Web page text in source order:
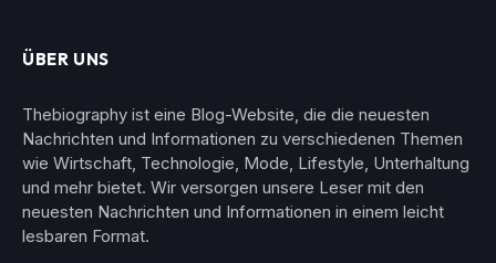
ÜBER UNS
Thebiography ist eine Blog-Website, die die neuesten
Nachrichten und Informationen zu verschiedenen Themen
wie Wirtschaft, Technologie, Mode, Lifestyle, Unterhaltung
und mehr bietet. Wir versorgen unsere Leser mit den
neuesten Nachrichten und Informationen in einem leicht
lesbaren Format.